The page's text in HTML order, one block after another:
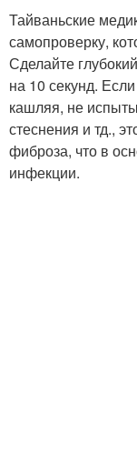
Тайваньские
самопроверку,
Сделайте
на 10 секунд.
кашляя, не
стеснения и тд.,
фиброза, что в
инфекции.